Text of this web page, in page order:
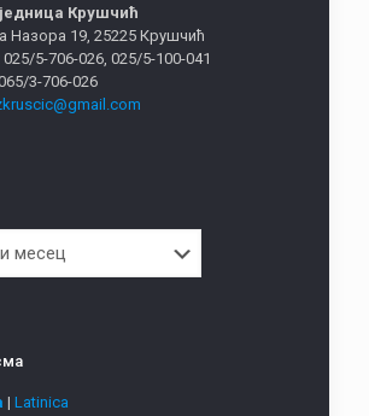
Крушчић
Назора 19, 25225 Крушчић
5-706-026, 025/5-100-041
3-706-026
| Latinica